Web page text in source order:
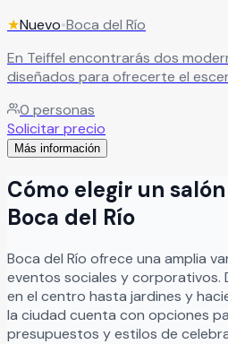
★Nuevo•Boca del Río
En Teiffel encontrarás dos
diseñados para ofrecerte el
tu estilo para que puedas
siempre lo imaginaste.
0 personas
Solicitar precio
Más información
Cómo elegir un
Boca del Río
Boca del Río ofrece una amplia
eventos sociales y corporativos.
en el centro hasta jardines y
la ciudad cuenta con opciones
presupuestos y estilos de